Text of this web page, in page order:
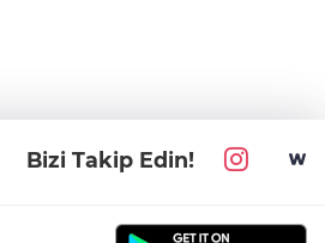
Bizi Takip Edin!